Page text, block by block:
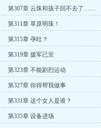
第307章 云珠和孩子回不去了……
第311章 草原明珠！
第315章 孕吐？
第319章 援军已至
第323章 不能剧烈运动
第327章 你得帮我做事
第331章 这个女人是谁？
第335章 设备进场